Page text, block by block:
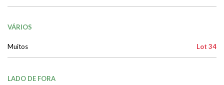
VÁRIOS
Muitos Lot 34
LADO DE FORA